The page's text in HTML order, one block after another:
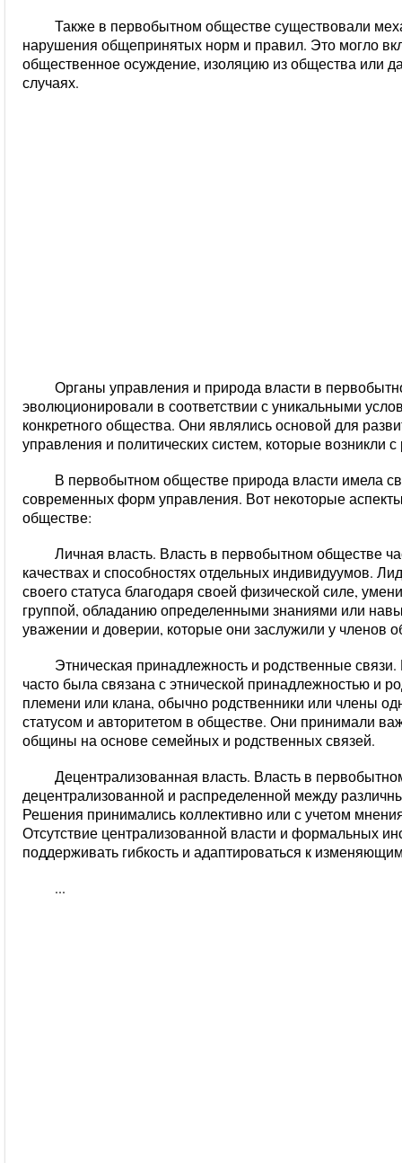
Также в первобытном обществе существовали
нарушения общепринятых норм и правил. Это могло
общественное осуждение, изоляцию из общества или
случаях.
Органы управления и природа власти в
эволюционировали в соответствии с уникальными
конкретного общества. Они являлись основой для
управления и политических систем, которые возникли
В первобытном обществе природа власти имела
современных форм управления. Вот некоторые
обществе:
Личная власть. Власть в первобытном обществе
качествах и способностях отдельных индивидуумов.
своего статуса благодаря своей физической силе,
группой, обладанию определенными знаниями или
уважении и доверии, которые они заслужили у членов
Этническая принадлежность и родственные
часто была связана с этнической принадлежностью и
племени или клана, обычно родственники или члены
статусом и авторитетом в обществе. Они принимали
общины на основе семейных и родственных связей.
Децентрализованная власть. Власть в
децентрализованной и распределенной между
Решения принимались коллективно или с учетом
Отсутствие централизованной власти и формальных
поддерживать гибкость и адаптироваться к
...